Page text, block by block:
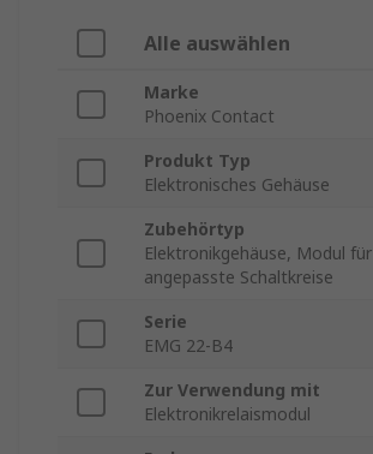
Alle auswählen
Marke
Phoenix Contact
Produkt Typ
Elektronisches Gehäuse
Zubehörtyp
Elektronikgehäuse, Modul für
angepasste Schaltkreise
Serie
EMG 22-B4
Zur Verwendung mit
Elektronikrelaismodul